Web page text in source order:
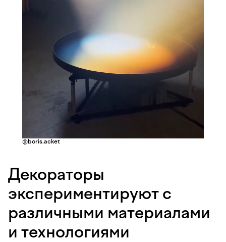
@boris.acket
Декораторы
экспериментируют с
различными материалами
и технологиями